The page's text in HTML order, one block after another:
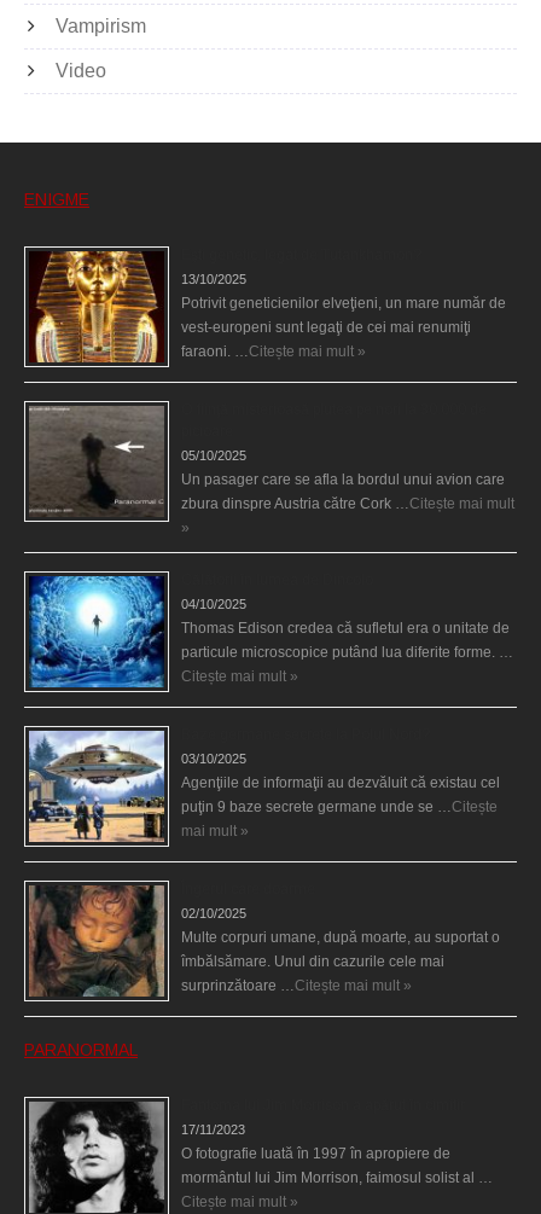
Vampirism
Video
ENIGME
13/10/2025
Potrivit geneticienilor elveţieni, un mare număr de
vest-europeni sunt legaţi de cei mai renumiţi
faraoni. …Citește mai mult »
05/10/2025
Un pasager care se afla la bordul unui avion care
zbura dinspre Austria către Cork …Citește mai mult
»
04/10/2025
Thomas Edison credea că sufletul era o unitate de
particule microscopice putând lua diferite forme. …
Citește mai mult »
03/10/2025
Agenţiile de informaţii au dezvăluit că existau cel
puţin 9 baze secrete germane unde se …Citește
mai mult »
02/10/2025
Multe corpuri umane, după moarte, au suportat o
îmbălsămare. Unul din cazurile cele mai
surprinzătoare …Citește mai mult »
PARANORMAL
17/11/2023
O fotografie luată în 1997 în apropiere de
mormântul lui Jim Morrison, faimosul solist al …
Citește mai mult »